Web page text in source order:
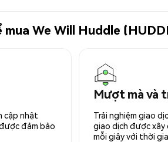
We Will Huddle
cập nhật
đảm bảo
Mượt mà và
Trải nghiệm giao
giao dịch được xây
mỗi giây với thời